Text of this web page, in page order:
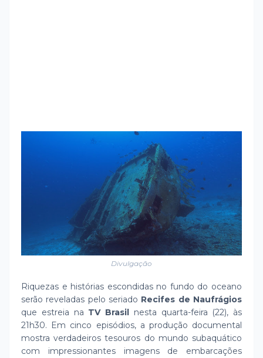
Divulgação
Riquezas e histórias escondidas no fundo do oceano
serão reveladas pelo seriado Recifes de Naufrágios
que estreia na TV Brasil nesta quarta-feira (22), às
21h30. Em cinco episódios, a produção documental
mostra verdadeiros tesouros do mundo subaquático
com impressionantes imagens de embarcações